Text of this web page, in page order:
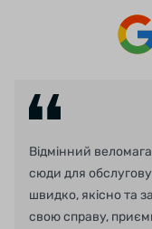
Відмінний
сюди для
швидко, якісно та
свою справу,